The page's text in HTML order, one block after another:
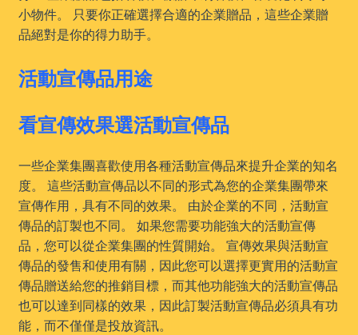
小物件。 只要你正確選擇合適的企業贈品，這些企業贈
品絕對是你的得力助手。
活動宣傳品用途
看宣傳效果選活動宣傳品
一些企業集團喜歡使用各種活動宣傳品來提升企業的知名
度。 這些活動宣傳品以不同的形式為您的企業集團帶來
宣傳作用，具有不同的效果。 由於企業的不同，活動宣
傳品的訂製也不同。 如果您需要功能強大的活動宣傳
品，您可以從企業集團的性質開始。 宣傳效果與活動宣
傳品的發售和使用有關，因此您可以選擇更實用的活動宣
傳品贈送給您的推銷目標，而其他功能強大的活動宣傳品
也可以達到同樣的效果，因此訂製活動宣傳品必須具有功
能，而不僅僅是投放資訊。